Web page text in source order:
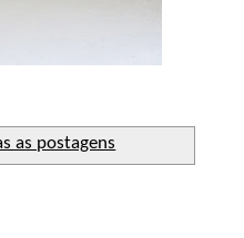
as postagens